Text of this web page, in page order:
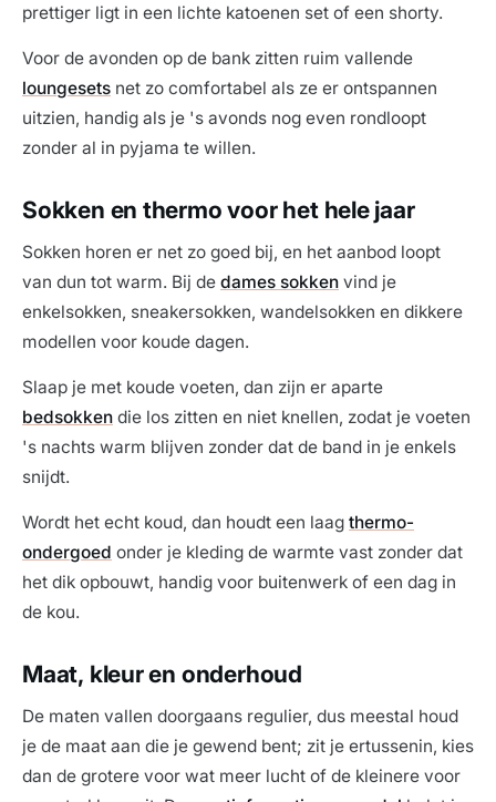
prettiger ligt in een lichte katoenen set of een shorty.
Voor de avonden op de bank zitten ruim vallende
loungesets net zo comfortabel als ze er ontspannen
uitzien, handig als je 's avonds nog even rondloopt
zonder al in pyjama te willen.
Sokken en thermo voor het hele jaar
Sokken horen er net zo goed bij, en het aanbod loopt
van dun tot warm. Bij de dames sokken vind je
enkelsokken, sneakersokken, wandelsokken en dikkere
modellen voor koude dagen.
Slaap je met koude voeten, dan zijn er aparte
bedsokken die los zitten en niet knellen, zodat je voeten
's nachts warm blijven zonder dat de band in je enkels
snijdt.
Wordt het echt koud, dan houdt een laag thermo-
ondergoed onder je kleding de warmte vast zonder dat
het dik opbouwt, handig voor buitenwerk of een dag in
de kou.
Maat, kleur en onderhoud
De maten vallen doorgaans regulier, dus meestal houd
je de maat aan die je gewend bent; zit je ertussenin, kies
dan de grotere voor wat meer lucht of de kleinere voor